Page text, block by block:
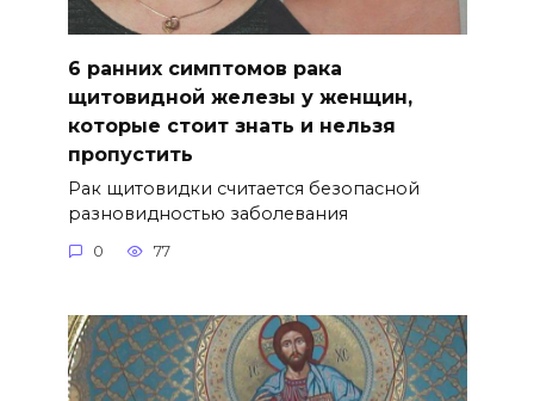
6 ранних симптомов рака
щитовидной железы у женщин,
которые стоит знать и нельзя
пропустить
Рак щитовидки считается безопасной
разновидностью заболевания
0 77